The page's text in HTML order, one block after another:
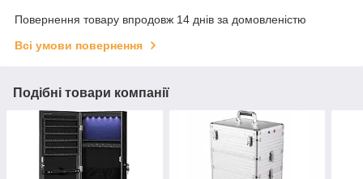
Повернення товару впродовж 14 днів за домовленістю
Всі умови повернення
Подібні товари компанії